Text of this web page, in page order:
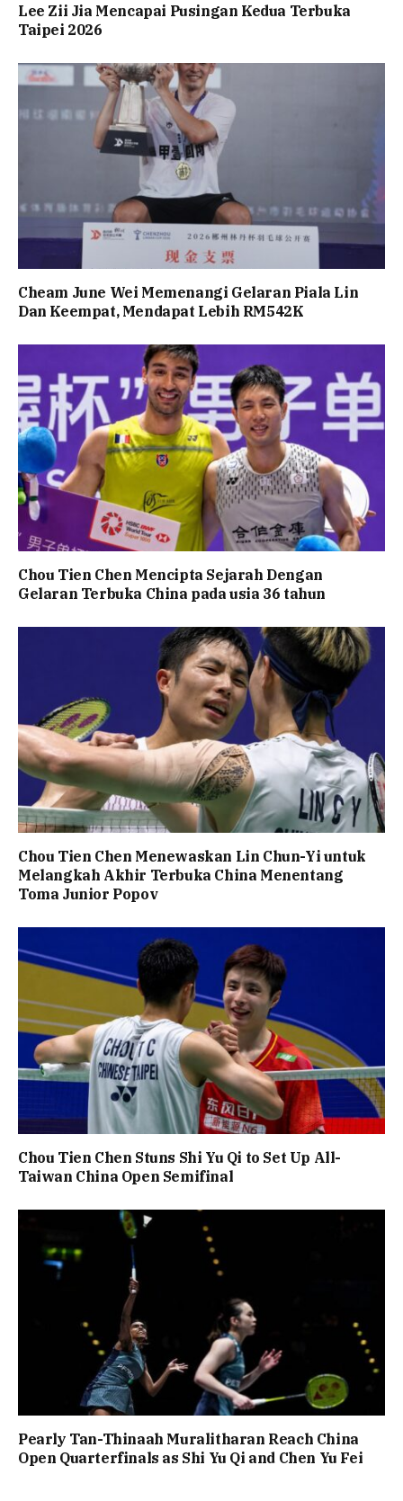
Lee Zii Jia Mencapai Pusingan Kedua Terbuka
Taipei 2026
Cheam June Wei Memenangi Gelaran Piala Lin
Dan Keempat, Mendapat Lebih RM542K
Chou Tien Chen Mencipta Sejarah Dengan
Gelaran Terbuka China pada usia 36 tahun
Chou Tien Chen Menewaskan Lin Chun-Yi untuk
Melangkah Akhir Terbuka China Menentang
Toma Junior Popov
Chou Tien Chen Stuns Shi Yu Qi to Set Up All-
Taiwan China Open Semifinal
Pearly Tan-Thinaah Muralitharan Reach China
Open Quarterfinals as Shi Yu Qi and Chen Yu Fei